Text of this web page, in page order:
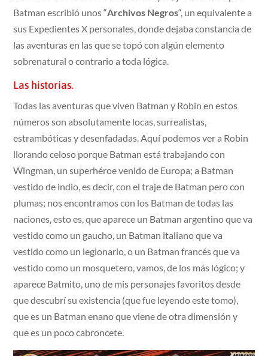
Batman escribió unos “Archivos Negros“, un equivalente a
sus Expedientes X personales, donde dejaba constancia de
las aventuras en las que se topó con algún elemento
sobrenatural o contrario a toda lógica.
Las historias.
Todas las aventuras que viven Batman y Robin en estos
números son absolutamente locas, surrealistas,
estrambóticas y desenfadadas. Aquí podemos ver a Robin
llorando celoso porque Batman está trabajando con
Wingman, un superhéroe venido de Europa; a Batman
vestido de indio, es decir, con el traje de Batman pero con
plumas; nos encontramos con los Batman de todas las
naciones, esto es, que aparece un Batman argentino que va
vestido como un gaucho, un Batman italiano que va
vestido como un legionario, o un Batman francés que va
vestido como un mosquetero, vamos, de los más lógico; y
aparece Batmito, uno de mis personajes favoritos desde
que descubrí su existencia (que fue leyendo este tomo),
que es un Batman enano que viene de otra dimensión y
que es un poco cabroncete.